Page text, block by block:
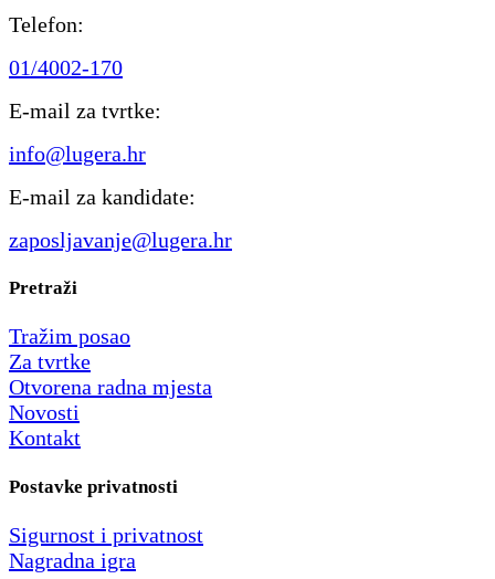
Telefon:
01/4002-170
E-mail za tvrtke:
info@lugera.hr
E-mail za kandidate:
zaposljavanje@lugera.hr
Pretraži
Tražim posao
Za tvrtke
Otvorena radna mjesta
Novosti
Kontakt
Postavke privatnosti
Sigurnost i privatnost
Nagradna igra